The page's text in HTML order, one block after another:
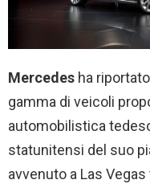
Mercedes ha
gamma di veicoli
automobilistica
statunitensi del suo
avvenuto a Las